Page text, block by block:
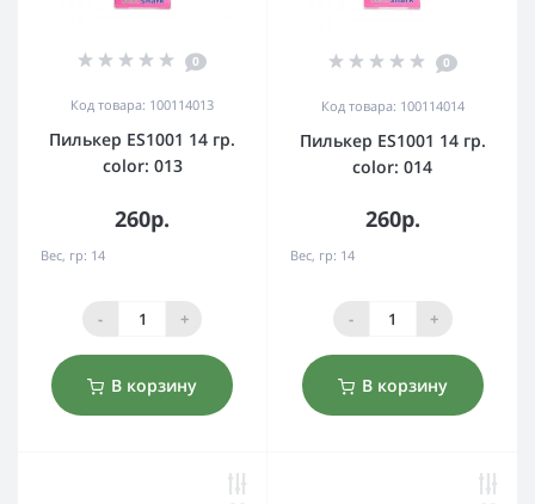
0
Код товара: 100114013
Пилькер ES1001 14 гр.
color: 013
260р.
Вес, гр: 14
- +
В корзину
0
Код товара: 100114014
Пилькер ES1001 14 гр.
color: 014
260р.
Вес, гр: 14
- +
В корзину